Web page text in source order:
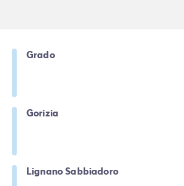
Grado
Gorizia
Lignano Sabbiadoro